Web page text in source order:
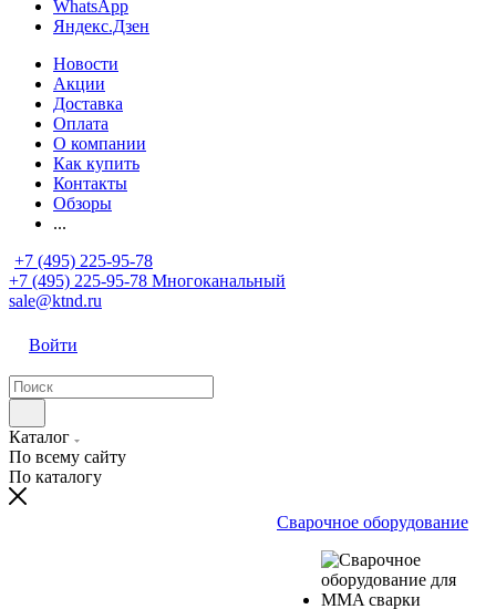
WhatsApp
Яндекс.Дзен
Новости
Акции
Доставка
Оплата
О компании
Как купить
Контакты
Обзоры
...
+7 (495) 225-95-78
+7 (495) 225-95-78 Многоканальный
sale@ktnd.ru
Войти
Каталог
По всему сайту
По каталогу
Сварочное оборудование